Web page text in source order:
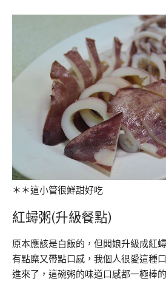
＊＊這小管很鮮甜好吃
紅蟳粥(升級餐點)
原本應該是白飯的，但闆娘升級成紅
有點糜又帶點口感，我個人很愛這種
進來了，這碗粥的味道口感都一極棒